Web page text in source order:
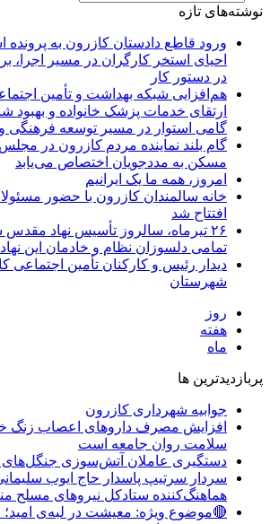
نوشته‌های تازه
ورود قاطع دادستان کازرون به پرونده
احیای استخر کارگران در مسیر اجرا،
در دستور کار
هم‌افزایی شبکه بهداشت و تأمین
ارتقای خدمات پزشک خانواده و
گامی استوار در مسیر توسعه فرهنگی و
گام بلند نماینده مردم کازرون در
مسکن به مددجویان اختصاص می‌یابد
امروز، همه ما یک ایرانیم
خانه سالمندان کازرون با حضور
افتتاح شد
۲۶ تیرماه، سالروز تأسیس نهاد مقدس
تمامی دلسوزان نظام و خادمان این نهاد
دیدار رئیس و کارکنان تأمین اجتماعی
شهرستان
روز
هفته
ماه
پربازدیدترین ها
جوابیه شهرداری کازرون
افزایش مصرف داروهای اعصاب زنگ
سلامت روان جامعه است
دستگیری عاملان آتش‌سوزی جنگل‌های
سردار سرتیپ پاسدار حاج ایوب
هماهنگ‌کننده ستادکل نیروهای مسلح
🔴موضوع ویژه: معیشت در لبه‌ی